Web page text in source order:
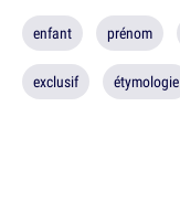
enfant prénom
exclusif étymologie